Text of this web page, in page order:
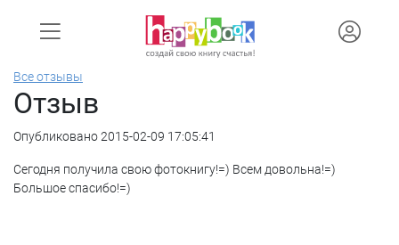
Все отзывы
Отзыв
Опубликовано 2015-02-09 17:05:41
Сегодня получила свою фотокнигу!=) Всем довольна!=)
Большое спасибо!=)